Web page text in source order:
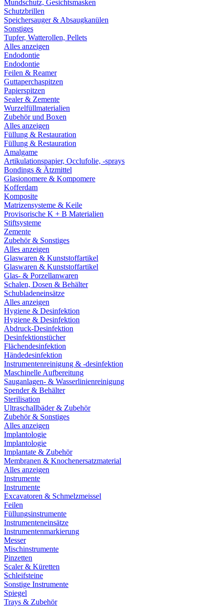
Mundschutz, Gesichtsmasken
Schutzbrillen
Speichersauger & Absaugkanülen
Sonstiges
Tupfer, Watterollen, Pellets
Alles anzeigen
Endodontie
Endodontie
Feilen & Reamer
Guttaperchaspitzen
Papierspitzen
Sealer & Zemente
Wurzelfüllmaterialien
Zubehör und Boxen
Alles anzeigen
Füllung & Restauration
Füllung & Restauration
Amalgame
Artikulationspapier, Occlufolie, -sprays
Bondings & Ätzmittel
Glasionomere & Kompomere
Kofferdam
Komposite
Matrizensysteme & Keile
Provisorische K + B Materialien
Stiftsysteme
Zemente
Zubehör & Sonstiges
Alles anzeigen
Glaswaren & Kunststoffartikel
Glaswaren & Kunststoffartikel
Glas- & Porzellanwaren
Schalen, Dosen & Behälter
Schubladeneinsätze
Alles anzeigen
Hygiene & Desinfektion
Hygiene & Desinfektion
Abdruck-Desinfektion
Desinfektionstücher
Flächendesinfektion
Händedesinfektion
Instrumentenreinigung & -desinfektion
Maschinelle Aufbereitung
Sauganlagen- & Wasserlinienreinigung
Spender & Behälter
Sterilisation
Ultraschallbäder & Zubehör
Zubehör & Sonstiges
Alles anzeigen
Implantologie
Implantologie
Implantate & Zubehör
Membranen & Knochenersatzmaterial
Alles anzeigen
Instrumente
Instrumente
Excavatoren & Schmelzmeissel
Feilen
Füllungsinstrumente
Instrumenteneinsätze
Instrumentenmarkierung
Messer
Mischinstrumente
Pinzetten
Scaler & Küretten
Schleifsteine
Sonstige Instrumente
Spiegel
Trays & Zubehör